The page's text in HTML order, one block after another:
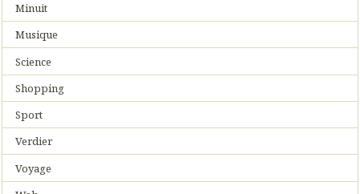
Minuit
Musique
Science
Shopping
Sport
Verdier
Voyage